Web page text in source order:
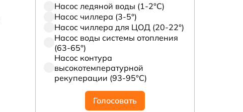
Насос ледяной воды (1-2°С)
Насос чиллера (3-5°)
Насос чиллера для ЦОД (20-22°)
Насос воды системы отопления
(63-65°)
Насос контура
высокотемпературной
рекуперации (93-95°С)
Голосовать